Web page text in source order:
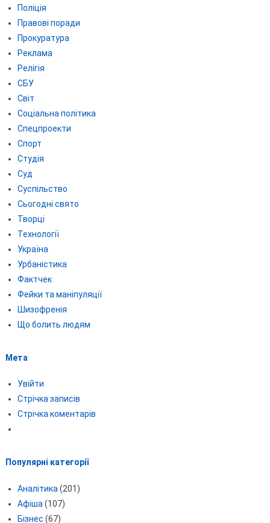
Поліція
Правові поради
Прокуратура
Реклама
Релігія
СБУ
Світ
Соціальна політика
Спецпроекти
Спорт
Студія
Суд
Суспільство
Сьогодні свято
Творці
Технології
Україна
Урбаністика
Фактчек
Фейки та маніпуляції
Шизофренія
Що болить людям
Мета
Увійти
Стрічка записів
Стрічка коментарів
Популярні категорії
Аналітика (201)
Афіша (107)
Бізнес (67)